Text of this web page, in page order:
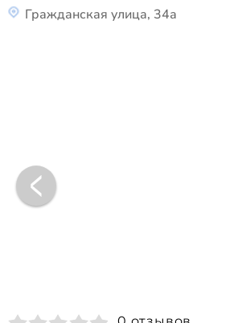
Гражданская улица, 34а